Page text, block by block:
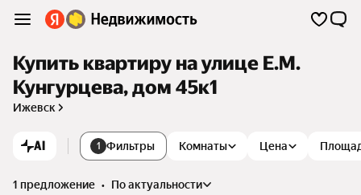
Купить квартиру на улице Е.М.
Кунгурцева, дом 45к1
Ижевск
AI 1 Фильтры Комнаты Цена
1 предложение •
по актуальности